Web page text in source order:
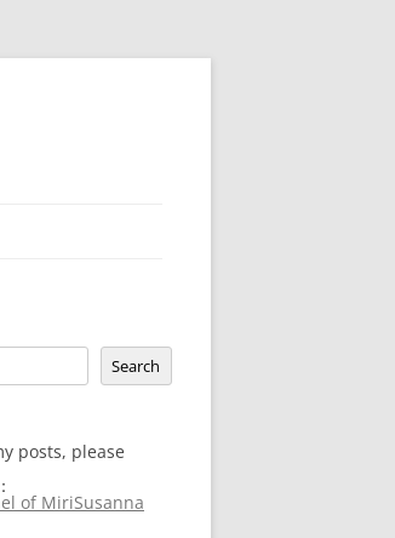
Search
posts, please
of MiriSusanna